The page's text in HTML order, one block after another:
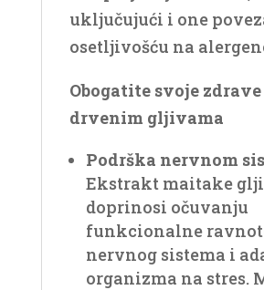
uključujući i one
osetljivošću na
Obogatite svoje
drvenim gljivama
Podrška nervnom
Ekstrakt maitake
doprinosi očuvanju
funkcionalne
nervnog sistema i
organizma na stres.